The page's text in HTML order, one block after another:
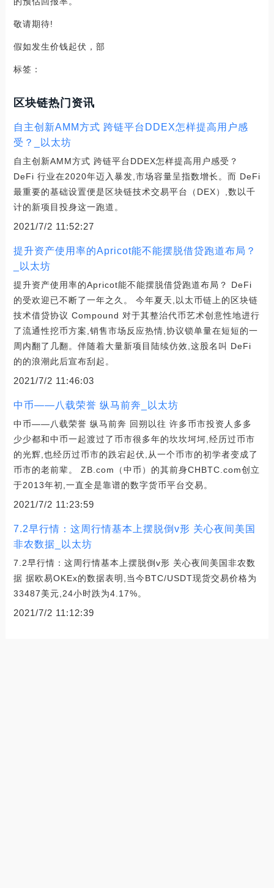
敬请期待!
假如发生价钱起伏，部
标签：
区块链热门资讯
自主创新AMM方式 跨链平台DDEX怎样提高用户感
受？_以太坊
自主创新AMM方式 跨链平台DDEX怎样提高用户感受？
DeFi 行业在2020年迈入暴发,市场容量呈指数增长。而 DeFi
最重要的基础设置便是区块链技术交易平台（DEX）,数以千
计的新项目投身这一跑道。
2021/7/2 11:52:27
提升资产使用率的Apricot能不能摆脱借贷跑道布局？
_以太坊
提升资产使用率的Apricot能不能摆脱借贷跑道布局？ DeFi
的受欢迎已不断了一年之久。 今年夏天,以太币链上的区块链
技术借贷协议 Compound 对于其整治代币艺术创意性地进行
了流通性挖币方案,销售市场反应热情,协议锁单量在短短的一
周内翻了几翻。伴随着大量新项目陆续仿效,这股名叫 DeFi
的的浪潮此后宣布刮起。
2021/7/2 11:46:03
中币——八载荣誉 纵马前奔_以太坊
中币——八载荣誉 纵马前奔 回朔以往 许多币市投资人多多
少少都和中币一起渡过了币市很多年的坎坎坷坷,经历过币市
的光辉,也经历过币市的跌宕起伏,从一个币市的初学者变成了
币市的老前辈。 ZB.com（中币）的其前身CHBTC.com创立
于2013年初,一直全是靠谱的数字货币平台交易。
2021/7/2 11:23:59
7.2早行情：这周行情基本上摆脱倒v形 关心夜间美国
非农数据_以太坊
7.2早行情：这周行情基本上摆脱倒v形 关心夜间美国非农数
据 据欧易OKEx的数据表明,当今BTC/USDT现货交易价格为
33487美元,24小时跌为4.17%。
2021/7/2 11:12:39